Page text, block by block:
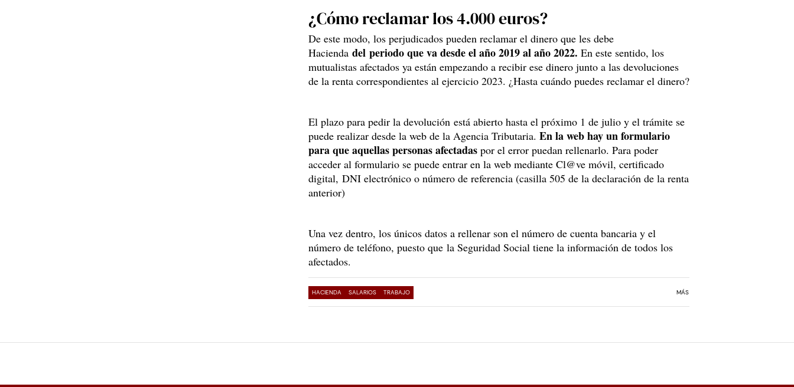
¿Cómo reclamar los 4.000 euros?
De este modo, los perjudicados pueden reclamar el dinero que les debe
Hacienda del periodo que va desde el año 2019 al año 2022. En este sentido, los
mutualistas afectados ya están empezando a recibir ese dinero junto a las devoluciones
de la renta correspondientes al ejercicio 2023. ¿Hasta cuándo puedes reclamar el dinero?
El plazo para pedir la devolución está abierto hasta el próximo 1 de julio y el trámite se
puede realizar desde la web de la Agencia Tributaria. En la web hay un formulario
para que aquellas personas afectadas por el error puedan rellenarlo. Para poder
acceder al formulario se puede entrar en la web mediante Cl@ve móvil, certificado
digital, DNI electrónico o número de referencia (casilla 505 de la declaración de la renta
anterior)
Una vez dentro, los únicos datos a rellenar son el número de cuenta bancaria y el
número de teléfono, puesto que la Seguridad Social tiene la información de todos los
afectados.
HACIENDA SALARIOS TRABAJO MÁS